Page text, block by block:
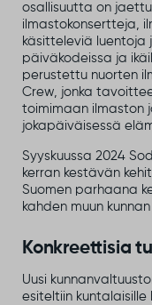
osallisuutta on
ilmastokonsertteja,
käsitteleviä luentoja
päiväkodeissa ja
perustettu nuorten
Crew, jonka
toimimaan ilmaston
jokapäiväisessä
Syyskuussa 2024
kerran kestävän
Suomen parhaana
kahden muun
Konkreettisia
Uusi
esiteltiin kuntalaisille